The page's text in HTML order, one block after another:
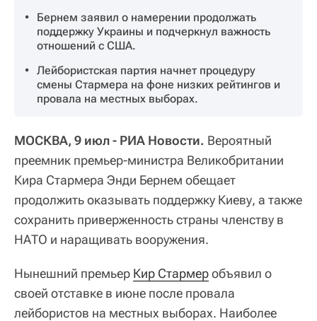
Бернем заявил о намерении продолжать
поддержку Украины и подчеркнул важность
отношений с США.
Лейбористская партия начнет процедуру
смены Стармера на фоне низких рейтингов и
провала на местных выборах.
МОСКВА, 9 июл - РИА Новости. Вероятный
преемник премьер-министра Великобритании
Кира Стармера Энди Бернем обещает
продолжить оказывать поддержку Киеву, а также
сохранить приверженность страны членству в
НАТО и наращивать вооружения.
Нынешний премьер Кир Стармеробъявил о
своей отставке в июне после провала
лейбористов на местных выборах. Наиболее